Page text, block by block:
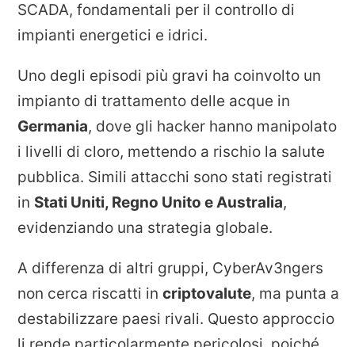
SCADA, fondamentali per il controllo di
impianti energetici e idrici.
Uno degli episodi più gravi ha coinvolto un
impianto di trattamento delle acque in
Germania, dove gli hacker hanno manipolato
i livelli di cloro, mettendo a rischio la salute
pubblica. Simili attacchi sono stati registrati
in Stati Uniti, Regno Unito e Australia,
evidenziando una strategia globale.
A differenza di altri gruppi, CyberAv3ngers
non cerca riscatti in criptovalute, ma punta a
destabilizzare paesi rivali. Questo approccio